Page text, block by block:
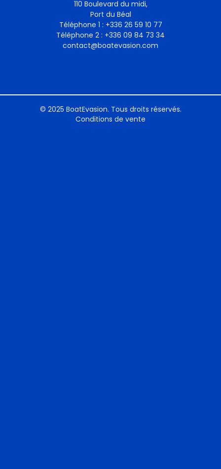
110 Boulevard du midi,
Port du Béal
Téléphone 1 : +336 26 59 10 77
Téléphone 2 : +336 09 84 73 34
contact@boatevasion.com
© 2025 BoatEvasion. Tous droits réservés.
Conditions de vente